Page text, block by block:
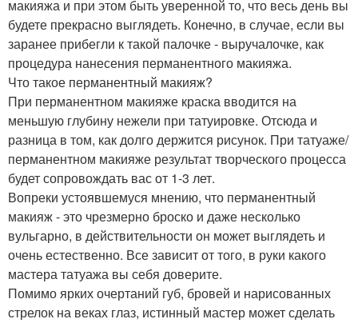
макияжа и при этом быть уверенной то, что весь день вы
будете прекрасно выглядеть. Конечно, в случае, если вы
заранее прибегли к такой палочке - выручалочке, как
процедура нанесения перманентного макияжа.
Что такое перманентный макияж?
При перманентном макияже краска вводится на
меньшую глубину нежели при татуировке. Отсюда и
разница в том, как долго держится рисунок. При татуаже/
перманентном макияже результат творческого процесса
будет сопровождать вас от 1-3 лет.
Вопреки устоявшемуся мнению, что перманентный
макияж - это чрезмерно броско и даже несколько
вульгарно, в действительности он может выглядеть и
очень естественно. Все зависит от того, в руки какого
мастера татуажа вы себя доверите.
Помимо ярких очертаний губ, бровей и нарисованных
стрелок на веках глаз, истинный мастер может сделать